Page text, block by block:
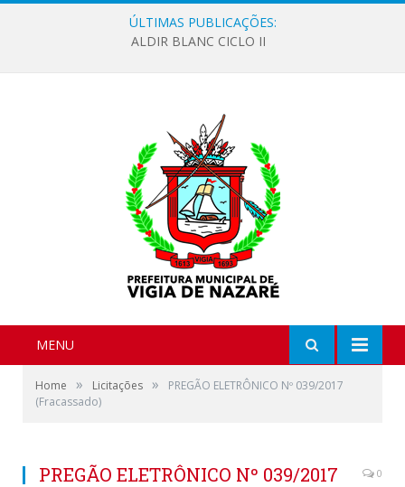
ÚLTIMAS PUBLICAÇÕES:
ALDIR BLANC CICLO II
MENU
Home » Licitações »
PREGÃO ELETRÔNICO Nº 039/2017
(Fracassado)
PREGÃO ELETRÔNICO Nº 039/2017
0